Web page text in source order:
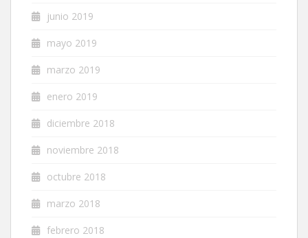
junio 2019
mayo 2019
marzo 2019
enero 2019
diciembre 2018
noviembre 2018
octubre 2018
marzo 2018
febrero 2018